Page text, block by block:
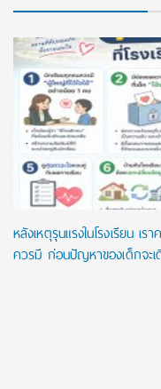
หลังเหตุรุนแรงในโรงเรียน เร
ควรมี ก่อนปัญหาของเด็กจะ